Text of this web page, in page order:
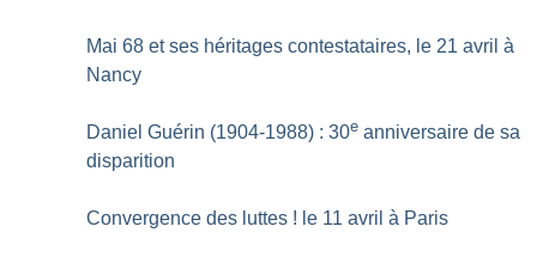
Mai 68 et ses héritages contestataires, le 21 avril à
Nancy
Daniel Guérin (1904-1988) : 30e anniversaire de sa
disparition
Convergence des luttes ! le 11 avril à Paris